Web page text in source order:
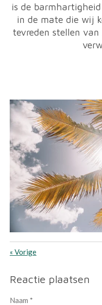
is de
in de mate die wij
tevreden stellen van
« Vorige
Reactie plaatsen
Naam *